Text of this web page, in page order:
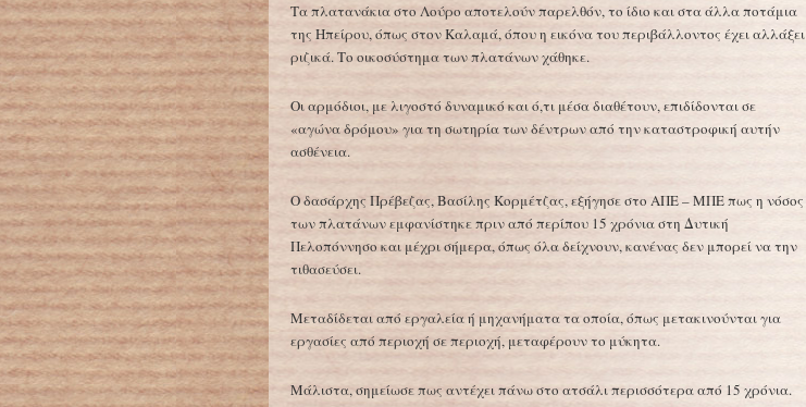
Τα πλατανάκια στο Λούρο αποτελούν παρελθόν, το ίδιο και στα άλλα ποτάμια
της Ηπείρου, όπως στον Καλαμά, όπου η εικόνα του περιβάλλοντος έχει αλλάξει
ριζικά. Το οικοσύστημα των πλατάνων χάθηκε.
Οι αρμόδιοι, με λιγοστό δυναμικό και ό,τι μέσα διαθέτουν, επιδίδονται σε
«αγώνα δρόμου» για τη σωτηρία των δέντρων από την καταστροφική αυτήν
ασθένεια.
Ο δασάρχης Πρέβεζας, Βασίλης Κορμέτζας, εξήγησε στο ΑΠΕ – ΜΠΕ πως η νόσος
των πλατάνων εμφανίστηκε πριν από περίπου 15 χρόνια στη Δυτική
Πελοπόννησο και μέχρι σήμερα, όπως όλα δείχνουν, κανένας δεν μπορεί να την
τιθασεύσει.
Μεταδίδεται από εργαλεία ή μηχανήματα τα οποία, όπως μετακινούνται για
εργασίες από περιοχή σε περιοχή, μεταφέρουν το μύκητα.
Μάλιστα, σημείωσε πως αντέχει πάνω στο ατσάλι περισσότερα από 15 χρόνια.